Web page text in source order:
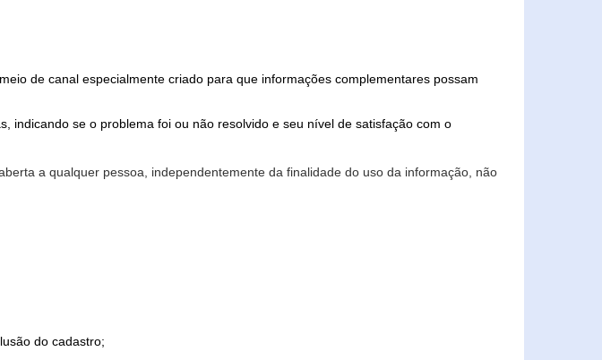
de canal especialmente criado para que informações complementares possam
indicando se o problema foi ou não resolvido e seu nível de satisfação com o
a qualquer pessoa, independentemente da finalidade do uso da informação, não
do cadastro;